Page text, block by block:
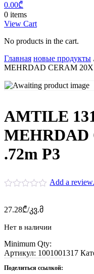
0.00₾
0 items
View Cart
No products in the cart.
Главная новые продукты
MEHRDAD CERAM
AMTILE
MEHRDAD
.72m P3
Add a review.
27.28₾/კვ.მ
Нет в наличии
Minimum Qty:
Артикул: 1001001317
Поделиться ссылкой: